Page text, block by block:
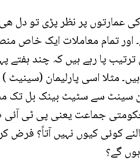
کی عمارتوں پر نظر پڑی تو دل
اور تمام معاملات ایک خاص
پا رہے ہیں کہ چند ہفتے
مثلا اسی پارلیمان
سینٹ سے سٹیٹ بینک بل تک
جماعت یعنی پی ٹی
کوئی کیوں نہیں آتاََ؟ فرض
گے؟